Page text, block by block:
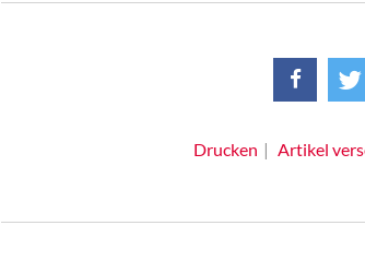
Drucken Artikel